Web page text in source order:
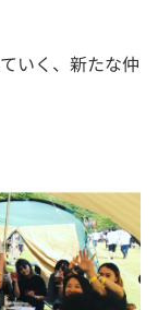
いく、新たな仲